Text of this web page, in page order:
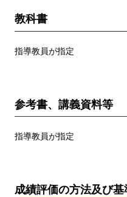
教科書
指導教員が指定
参考書、講義資料等
指導教員が指定
成績評価の方法及び基